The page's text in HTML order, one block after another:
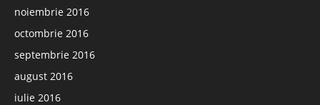
noiembrie 2016
octombrie 2016
septembrie 2016
august 2016
iulie 2016